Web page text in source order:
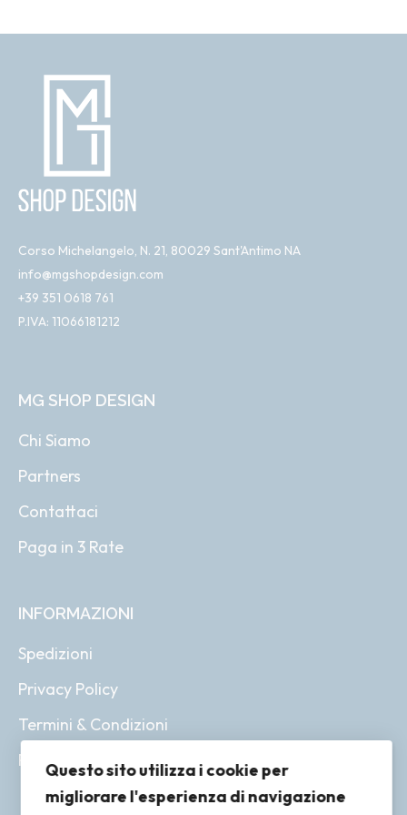
Corso Michelangelo, N. 21, 80029 Sant'Antimo NA
info@mgshopdesign.com
+39 351 0618 761
P.IVA: 11066181212
MG SHOP DESIGN
Chi Siamo
Partners
Contattaci
Paga in 3 Rate
INFORMAZIONI
Spedizioni
Privacy Policy
Termini & Condizioni
Resi & Rimborsi
Questo sito utilizza i cookie per
migliorare l'esperienza di navigazione